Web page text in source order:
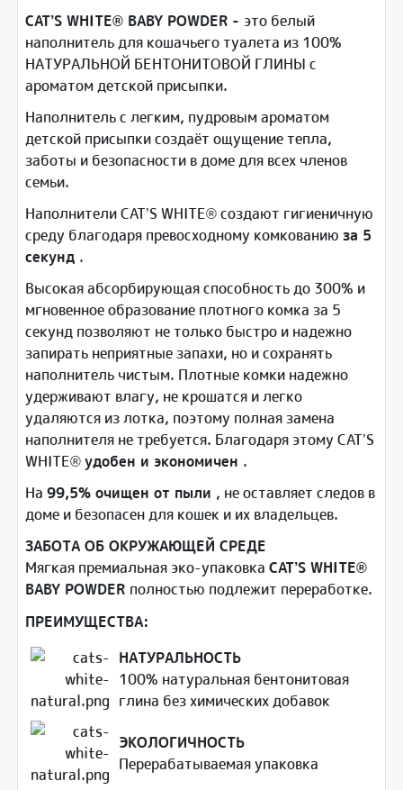
CAT’S WHITE® BABY POWDER - это белый
наполнитель для кошачьего туалета из 100%
НАТУРАЛЬНОЙ БЕНТОНИТОВОЙ ГЛИНЫ с
ароматом детской присыпки.
Наполнитель с легким, пудровым ароматом
детской присыпки создаёт ощущение тепла,
заботы и безопасности в доме для всех членов
семьи.
Наполнители CAT’S WHITE® создают гигиеничную
среду благодаря превосходному комкованиюза 5
секунд .
Высокая абсорбирующая способность до 300% и
мгновенное образование плотного комка за 5
секунд позволяют не только быстро и надежно
запирать неприятные запахи, но и сохранять
наполнитель чистым. Плотные комки надежно
удерживают влагу, не крошатся и легко
удаляются из лотка, поэтому полная замена
наполнителя не требуется. Благодаря этому CAT’S
WHITE®удобен и экономичен .
На99,5% очищен от пыли , не оставляет следов в
доме и безопасен для кошек и их владельцев.
ЗАБОТА ОБ ОКРУЖАЮЩЕЙ СРЕДЕ
Мягкая премиальная эко-упаковкаCAT’S WHITE®
BABY POWDER полностью подлежит переработке.
ПРЕИМУЩЕСТВА:
НАТУРАЛЬНОСТЬ
100% натуральная бентонитовая
глина без химических добавок
ЭКОЛОГИЧНОСТЬ
Перерабатываемая упаковка